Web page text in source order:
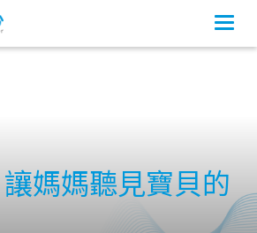
媽媽聽見寶貝的